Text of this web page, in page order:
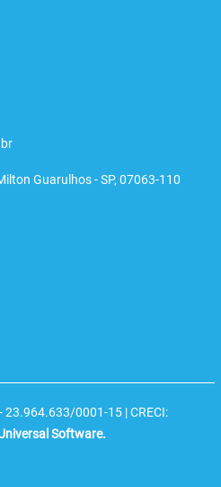
Guarulhos - SP, 07063-110
0001-15 | CRECI:
Software.